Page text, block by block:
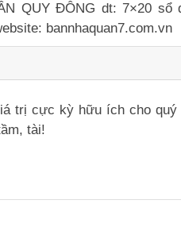
QUY ĐÔNG dt: 7×20
bannhaquan7.com.vn
trị cực kỳ hữu ích cho
tài!